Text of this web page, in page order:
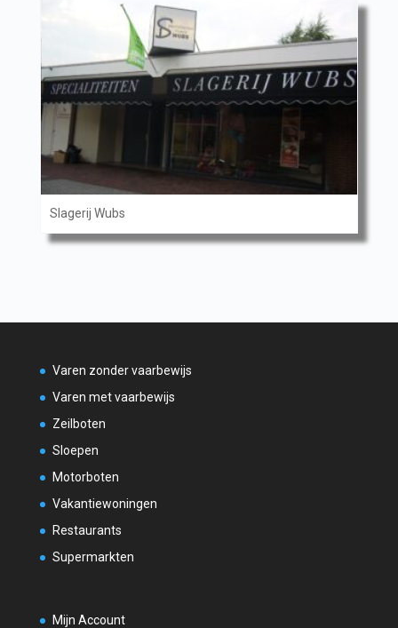
Slagerij Wubs
Varen zonder vaarbewijs
Varen met vaarbewijs
Zeilboten
Sloepen
Motorboten
Vakantiewoningen
Restaurants
Supermarkten
Mijn Account